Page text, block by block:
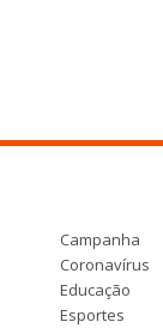
Campanha
Coronavírus
Educação
Esportes